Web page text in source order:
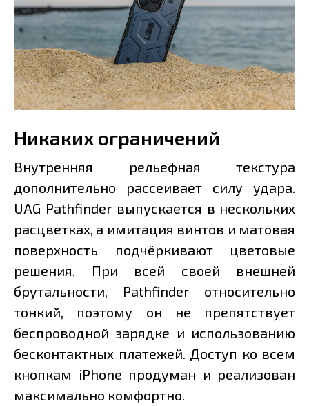
Никаких ограничений
Внутренняя рельефная текстура
дополнительно рассеивает силу удара.
UAG Pathfinder выпускается в нескольких
расцветках, а имитация винтов и матовая
поверхность подчёркивают цветовые
решения. При всей своей внешней
брутальности, Pathfinder относительно
тонкий, поэтому он не препятствует
беспроводной зарядке и использованию
бесконтактных платежей. Доступ ко всем
кнопкам iPhone продуман и реализован
максимально комфортно.